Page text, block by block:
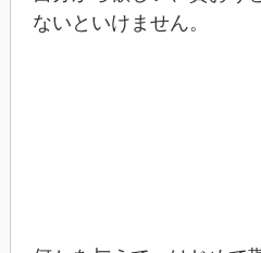
ないといけません。